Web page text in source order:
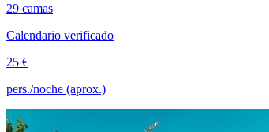
29 camas
Calendario verificado
25 €
pers./noche (aprox.)